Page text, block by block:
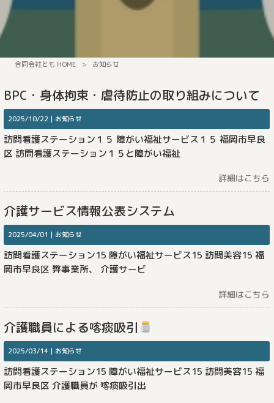
合同会社とも HOME > お知らせ
BPC・身体拘束・虐待防止の取り組みについて
2025/10/22｜ お知らせ
訪問看護ステーション１５ 障がい福祉サービス１５ 福岡市早良
区 訪問看護ステーション１５と障がい福祉
詳細はこちら
介護サービス情報公表システム
2025/04/01｜ お知らせ
訪問看護ステーション15 障がい福祉サービス15 訪問美容15 福
岡市早良区 弊事業所、 介護サービ
詳細はこちら
介護職員による喀痰吸引
2025/03/14｜ お知らせ
訪問看護ステーション15 障がい福祉サービス15 訪問美容15 福
岡市早良区 介護職員が 喀痰吸引出